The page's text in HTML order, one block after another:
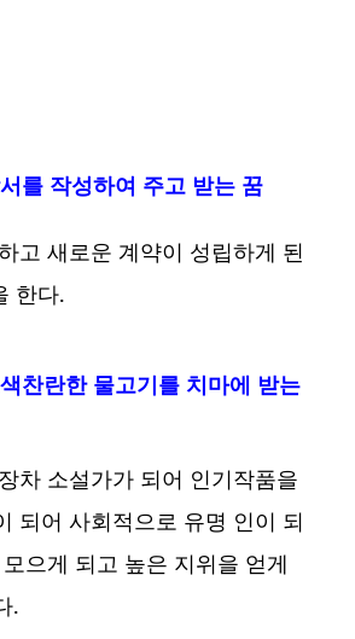
를 작성하여 주고 받는 꿈
고 새로운 계약이 성립하게 된
한다.
찬란한 물고기를 치마에 받는
차 소설가가 되어 인기작품을
되어 사회적으로 유명 인이 되
으게 되고 높은 지위을 얻게
.